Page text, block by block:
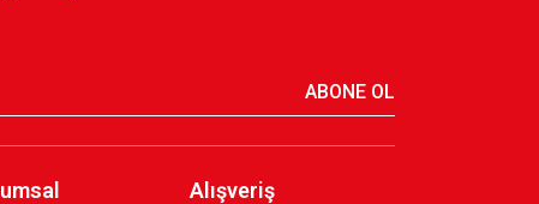
ABONE OL
Alışveriş